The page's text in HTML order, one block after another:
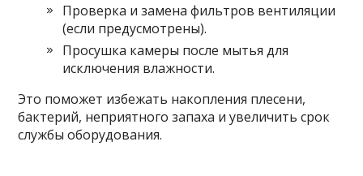
Проверка и замена фильтров вентиляции
(если предусмотрены).
Просушка камеры после мытья для
исключения влажности.
Это поможет избежать накопления плесени,
бактерий, неприятного запаха и увеличить срок
службы оборудования.